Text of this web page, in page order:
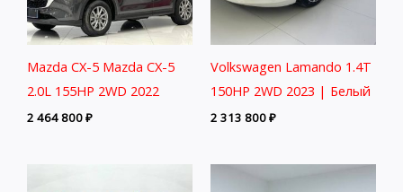
Mazda CX-5 Mazda CX-5
2.0L 155HP 2WD 2022
2 464 800₽
Volkswagen Lamando 1.4T
150HP 2WD 2023 | Белый
2 313 800₽